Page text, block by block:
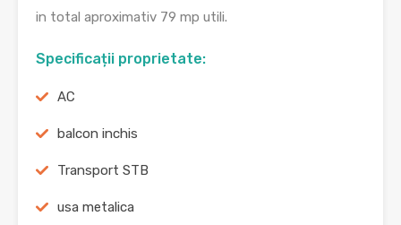
in total aproximativ 79 mp utili.
Specificații proprietate:
AC
balcon inchis
Transport STB
usa metalica